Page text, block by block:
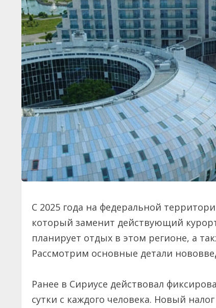
С 2025 года на федеральной
который заменит действующий
планирует отдых в этом регионе, а
Рассмотрим основные детали
Ранее в Сириусе действовал
сутки с каждого человека. Новый